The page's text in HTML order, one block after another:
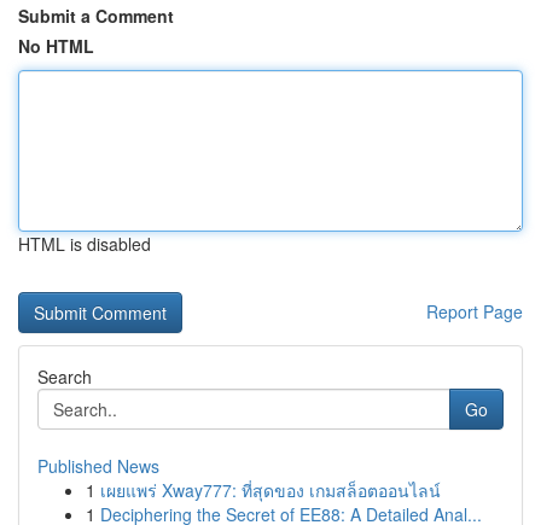
Submit a Comment
No HTML
HTML is disabled
Report Page
Search
Go
Published News
1 เผยแพร่ Xway777: ที่สุดของ เกมสล็อตออนไลน์
1 Deciphering the Secret of EE88: A Detailed Anal...